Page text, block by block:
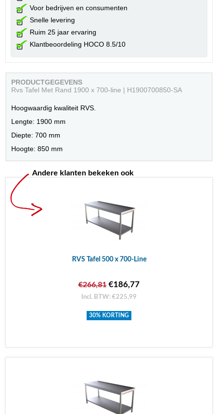
Voor bedrijven en consumenten
Snelle levering
Ruim 25 jaar ervaring
Klantbeoordeling HOCO 8.5/10
PRODUCTGEGEVENS
Rvs Tafel Met Rand 1900 x 700-line | H1900700850-SA
Hoogwaardig kwaliteit RVS.
Lengte: 1900 mm
Diepte: 700 mm
Hoogte: 850 mm
Andere klanten bekeken ook
RVS Tafel 500 x 700-Line
€266,81 €186,77
Incl. BTW: €225,99
30% KORTING